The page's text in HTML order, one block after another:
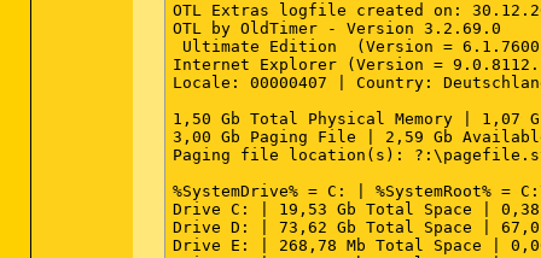
OTL Extras logfile created on:
OTL by OldTimer - Version 3.2.69.0
Ultimate Edition  (Version =
Internet Explorer (Version =
Locale: 00000407 | Country:
1,50 Gb Total Physical Memory | 1,07
3,00 Gb Paging File | 2,59 Gb
Paging file location(s):
%SystemDrive% = C: | %SystemRoot% =
Drive C: | 19,53 Gb Total Space | 0,38
Drive D: | 73,62 Gb Total Space |
Drive E: | 268,78 Mb Total Space |